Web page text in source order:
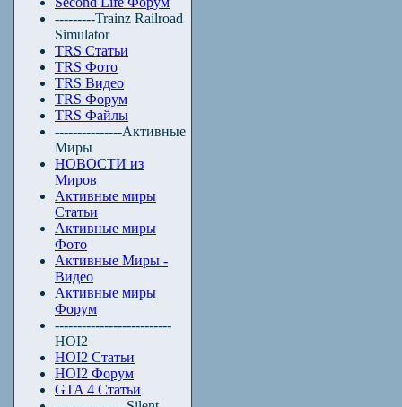
---------Trainz Railroad
Simulator
TRS Статьи
TRS Фото
TRS Видео
TRS Форум
TRS Файлы
---------------Активные
Миры
НОВОСТИ из
Миров
Активные миры
Статьи
Активные миры
Фото
Активные Миры -
Видео
Активные миры
Форум
--------------------------
HOI2
HOI2 Статьи
HOI2 Форум
GTA 4 Статьи